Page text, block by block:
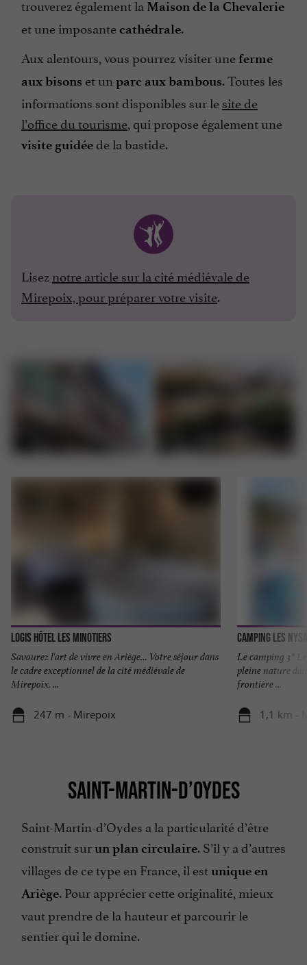
trouverez également la Maison de la Chevalerie
et une imposantecathédrale.
Aux alentours, vous pourrez visiter une ferme
aux bisons et un parc aux bambous. Toutes les
informations sont disponibles sur lesite de
l’office du tourisme, qui propose également une
visite guidéede la bastide.
Liseznotre article sur la cité médiévale de
Mirepoix, pour préparer votre visite.
Logis Hôtel les Minotiers
Savourez l'art de vivre en Ariège… Votre séjour dans
le cadre exceptionnel de la cité médiévale de
Mirepoix. ...
247 m - Mirepoix
Camping Les
Le camping 3*
pleine nature
frontière ...
1,1 km -
SAINT-MARTIN-D’OYDES
Saint-Martin-d’Oydes a la particularité d’être
construit surun plan circulaire. S’il y a d’autres
villages de ce type en France, il estunique en
Ariège. Pour apprécier cette originalité, mieux
vaut prendre de la hauteur et parcourir le
sentier qui le domine.